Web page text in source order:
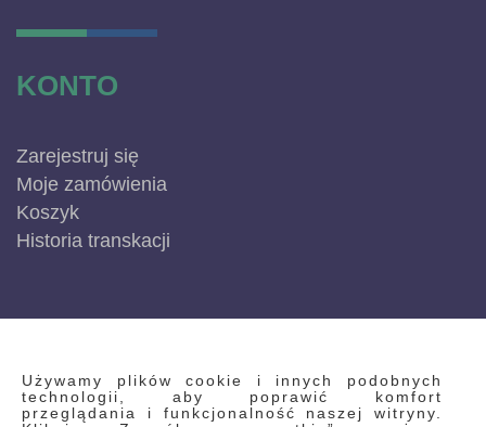
Używamy plików cookie i innych podobnych
technologii, aby poprawić komfort
przeglądania i funkcjonalność naszej witryny.
KONTO
Zarejestruj się
Moje zamówienia
Koszyk
Historia transkacji
INFORMACJE